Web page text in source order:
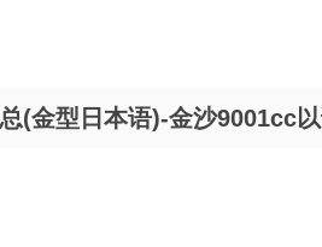
(金型日本语)-金沙9001cc